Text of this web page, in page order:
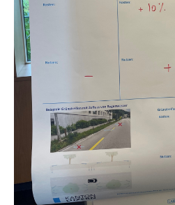
Grundbuchplan mit
Luft und Klima
Luftreinhaltung,
Klimaveränderung,
Atmosphäre, Luft,
Klima
Raumplanung
Raumplan, Nutzungsplan
Richtplanung Kanton
Raum und